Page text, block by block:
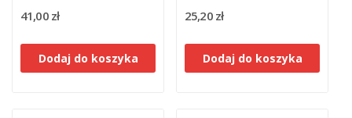
41,00 zł
Dodaj do koszyka
25,20 zł
Dodaj do koszyka